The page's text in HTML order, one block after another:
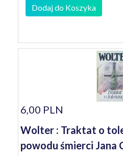
Dodaj do Koszyka
6,00 PLN
Wolter : Traktat o
powodu śmierci Jana